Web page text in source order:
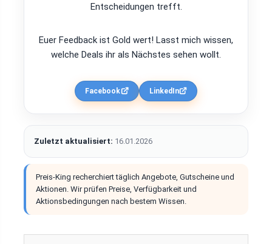
Entscheidungen trefft.
Euer Feedback ist Gold wert! Lasst mich wissen,
welche Deals ihr als Nächstes sehen wollt.
Facebook LinkedIn
Zuletzt aktualisiert: 16.01.2026
Preis-King recherchiert täglich Angebote, Gutscheine und
Aktionen. Wir prüfen Preise, Verfügbarkeit und
Aktionsbedingungen nach bestem Wissen.